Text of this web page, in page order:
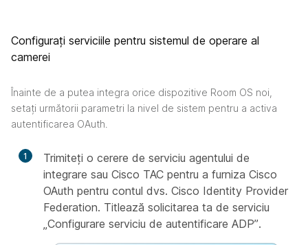
Configurați serviciile pentru sistemul de operare al
camerei
Înainte de a putea integra orice dispozitive Room OS noi,
setați următorii parametri la nivel de sistem pentru a activa
autentificarea OAuth.
1
Trimiteți o cerere de serviciu agentului de
integrare sau Cisco TAC pentru a furniza Cisco
OAuth pentru contul dvs. Cisco Identity Provider
Federation. Titlează solicitarea ta de serviciu
„Configurare serviciu de autentificare ADP”.